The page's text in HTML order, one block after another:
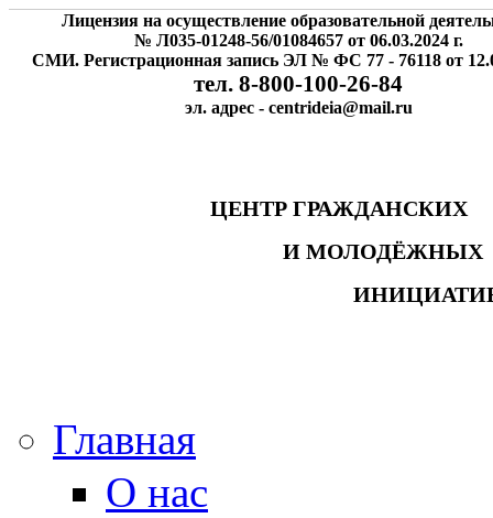
Лицензия на осуществление образовательной
№ Л035-01248-56/01084657 от 06.03.2024 г.
СМИ. Регистрационная запись ЭЛ № ФС 77 - 76118 от
тел. 8-800-100-26-84
эл. адрес - centrideia@mail.ru
ЦЕНТР
И
Главная
О нас